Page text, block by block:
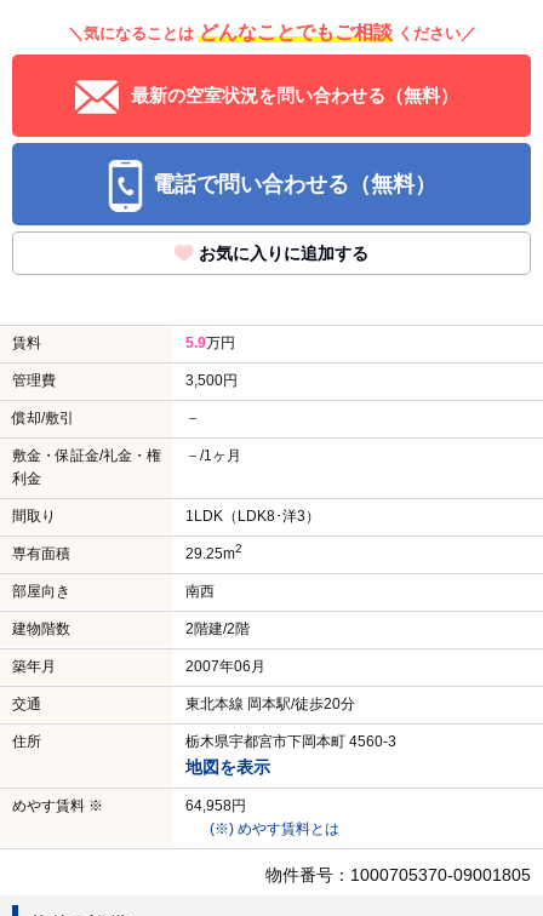
＼気になることは どんなことでもご相談 ください／
最新の空室状況を問い合わせる（無料）
電話で問い合わせる（無料）
お気に入りに追加する
賃料 5.9万円
管理費 3,500円
償却/敷引 －
敷金・保証金/礼金・権
利金
－/1ヶ月
間取り 1LDK（LDK8･洋3）
専有面積 29.25m2
部屋向き 南西
建物階数 2階建/2階
築年月 2007年06月
交通 東北本線 岡本駅/徒歩20分
住所 栃木県宇都宮市下岡本町 4560-3
地図を表示
めやす賃料 ※
64,958円
(※) めやす賃料とは
物件番号：1000705370-09001805